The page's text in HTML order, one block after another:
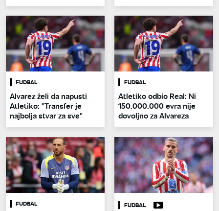
FUDBAL
Alvarez želi da napusti
Atletiko: "Transfer je
najbolja stvar za sve"
FUDBAL
Atletiko odbio Real: Ni
150.000.000 evra nije
dovoljno za Alvareza
FUDBAL FUDBAL